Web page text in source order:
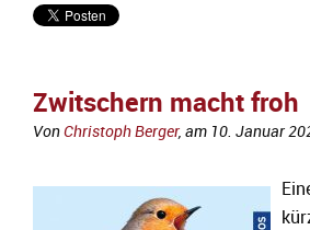
Zwitschern macht froh
VonChristoph Berger, am 10. Januar